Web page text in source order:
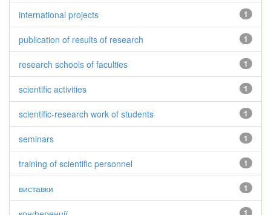
1
international projects
1
publication of results of research
1
research schools of faculties
1
scientific activities
1
scientific-research work of students
1
seminars
1
training of scientific personnel
1
виставки
1